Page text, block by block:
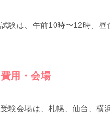
試験は、午前10時〜12時、昼
費用・会場
受験会場は、札幌、仙台、横